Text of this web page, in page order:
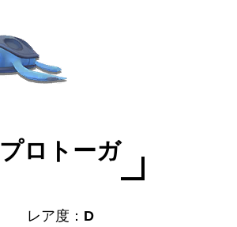
プロトーガ
レア度： D